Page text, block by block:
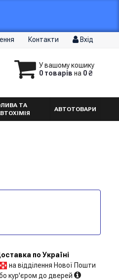
Контакти Вхід
У вашому кошику
0 товарів на 0 ₴
ТА
АВТОТОВАРИ
по Україні
на відділення Нової Пошти
кур'єром до дверей